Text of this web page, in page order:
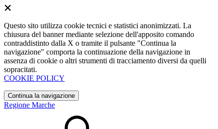
Questo sito utilizza cookie tecnici e statistici anonimizzati. La
chiusura del banner mediante selezione dell'apposito comando
contraddistinto dalla X o tramite il pulsante "Continua la
navigazione" comporta la continuazione della navigazione in
assenza di cookie o altri strumenti di tracciamento diversi da quelli
sopracitati.
COOKIE POLICY
Continua la navigazione
Regione Marche